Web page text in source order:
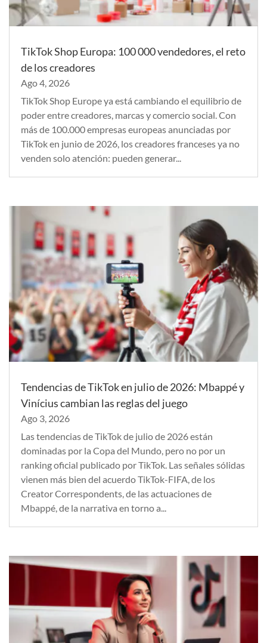
TikTok Shop Europa: 100 000 vendedores, el reto
de los creadores
Ago 4, 2026
TikTok Shop Europe ya está cambiando el equilibrio de
poder entre creadores, marcas y comercio social. Con
más de 100.000 empresas europeas anunciadas por
TikTok en junio de 2026, los creadores franceses ya no
venden solo atención: pueden generar...
Tendencias de TikTok en julio de 2026: Mbappé y
Vinícius cambian las reglas del juego
Ago 3, 2026
Las tendencias de TikTok de julio de 2026 están
dominadas por la Copa del Mundo, pero no por un
ranking oficial publicado por TikTok. Las señales sólidas
vienen más bien del acuerdo TikTok-FIFA, de los
Creator Correspondents, de las actuaciones de
Mbappé, de la narrativa en torno a...